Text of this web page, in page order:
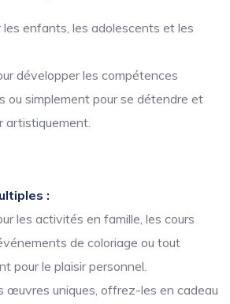
les enfants, les adolescents et les
développer les compétences
ou simplement pour se détendre et
artistiquement.
:
les activités en famille, les cours
de coloriage ou tout
pour le plaisir personnel.
œuvres uniques, offrez-les en cadeau